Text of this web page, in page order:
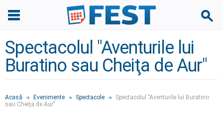
Spectacolul "Aventurile lui
Buratino sau Cheiţa de Aur"
Acasă Evenimente Spectacole
Spectacolul "Aventurile lui Buratino
sau Cheiţa de Aur"